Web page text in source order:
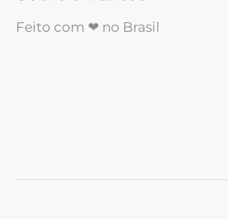
Feito com ❤ no Brasil